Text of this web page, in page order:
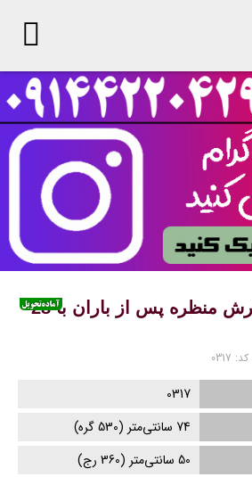
نخ و نقشه تابلو فرش منظره پس از باران با 28
کد: 0317
0317
74 سانتی‌متر (530گره)
50 سانتی‌متر (360 رج)